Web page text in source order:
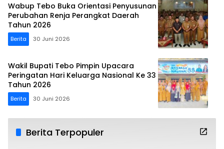
Wabup Tebo Buka Orientasi Penyusunan
Perubahan Renja Perangkat Daerah
Tahun 2026
Berita 30 Juni 2026
Wakil Bupati Tebo Pimpin Upacara
Peringatan Hari Keluarga Nasional Ke 33
Tahun 2026
Berita 30 Juni 2026
Berita Terpopuler